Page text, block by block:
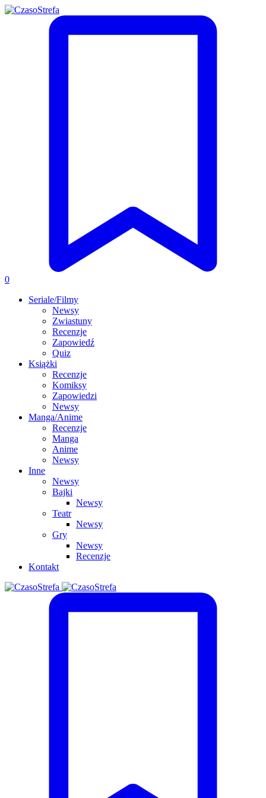
0
Seriale/Filmy
Newsy
Zwiastuny
Recenzje
Zapowiedź
Quiz
Książki
Recenzje
Komiksy
Zapowiedzi
Newsy
Manga/Anime
Recenzje
Manga
Anime
Newsy
Inne
Newsy
Bajki
Newsy
Teatr
Newsy
Gry
Newsy
Recenzje
Kontakt